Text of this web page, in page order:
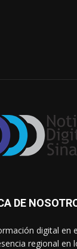
DE
digital en
regional en